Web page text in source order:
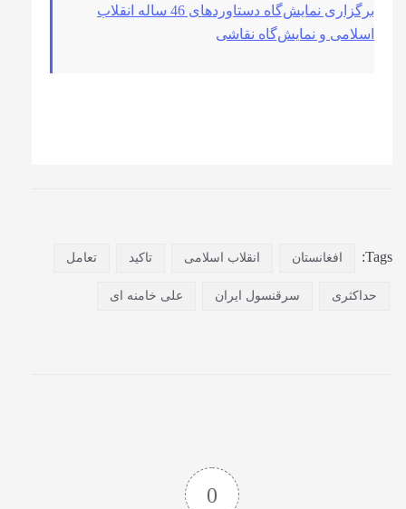
برگزاری نمایش‌گاه دستاوردهای 46 ساله انقلاب
اسلامی و نمایش‌گاه نقاشی
Tags: افغانستان انقلاب اسلامی تاکید تعامل
حداکثری سرقنسول ایران علی خامنه ای
0